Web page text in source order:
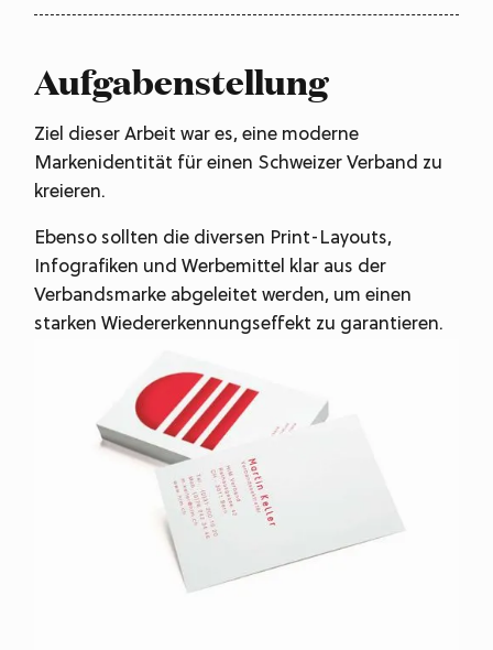
Aufgabenstellung
Ziel dieser Arbeit war es, eine moderne
Markenidentität für einen Schweizer Verband zu
kreieren.
Ebenso sollten die diversen Print-Layouts,
Infografiken und Werbemittel klar aus der
Verbandsmarke abgeleitet werden, um einen
starken Wiedererkennungseffekt zu garantieren.